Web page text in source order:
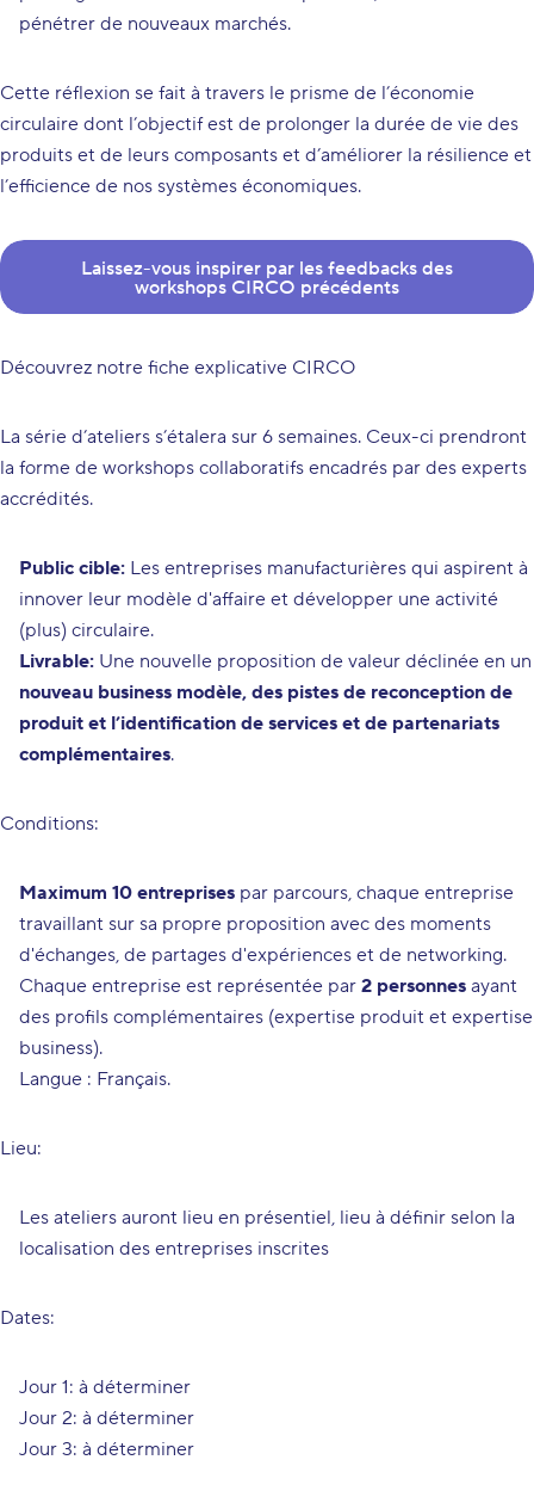
pénétrer de nouveaux marchés.
Cette réflexion se fait à travers le prisme de l’économie
circulaire dont l’objectif est de prolonger la durée de vie des
produits et de leurs composants et d’améliorer la résilience et
l’efficience de nos systèmes économiques.
Laissez-vous inspirer par les feedbacks des
workshops CIRCO précédents
Découvrez notre fiche explicative CIRCO
La série d’ateliers s’étalera sur 6 semaines. Ceux-ci prendront
la forme de workshops collaboratifs encadrés par des experts
accrédités.
Public cible: Les entreprises manufacturières qui aspirent à
innover leur modèle d'affaire et développer une activité
(plus) circulaire.
Livrable: Une nouvelle proposition de valeur déclinée en un
nouveau business modèle, des pistes de reconception de
produit et l’identification de services et de partenariats
complémentaires.
Conditions:
Maximum 10 entreprises par parcours, chaque entreprise
travaillant sur sa propre proposition avec des moments
d'échanges, de partages d'expériences et de networking.
Chaque entreprise est représentée par 2 personnes ayant
des profils complémentaires (expertise produit et expertise
business).
Langue : Français.
Lieu:
Les ateliers auront lieu en présentiel, lieu à définir selon la
localisation des entreprises inscrites
Dates:
Jour 1: à déterminer
Jour 2: à déterminer
Jour 3: à déterminer